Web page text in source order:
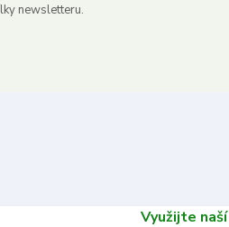
newsletteru.